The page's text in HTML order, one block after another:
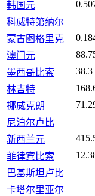
韩国元
科威特第纳尔
蒙古图格里克
澳门元
墨西哥比索
38.3
林吉特
挪威克朗
尼泊尔卢比
新西兰元
菲律宾比索
巴基斯坦卢比
卡塔尔里亚尔